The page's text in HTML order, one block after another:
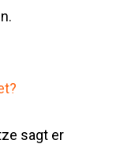
sagt er